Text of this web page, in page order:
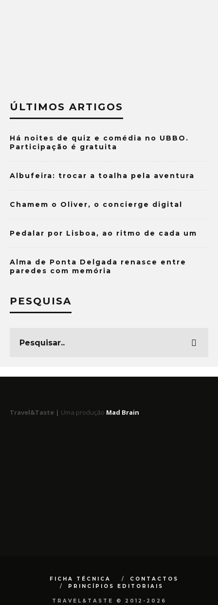
ÚLTIMOS ARTIGOS
Há noites de quiz e comédia no UBBO.
Participação é gratuita
Albufeira: trocar a toalha pela aventura
Chamem o Oliver, o concierge digital
Pedalar por Lisboa, ao ritmo de cada um
Alma de Ponta Delgada renasce entre
paredes com memória
PESQUISA
Travel&Taste | Uma produção Mad Brain
FICHA TÉCNICA
CONTACTOS
PRINCÍPIOS EDITORIAIS
TRAVEL&TASTE © 2012-2026